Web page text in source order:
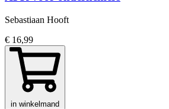
Sebastiaan Hooft
€ 16,99
in winkelmand